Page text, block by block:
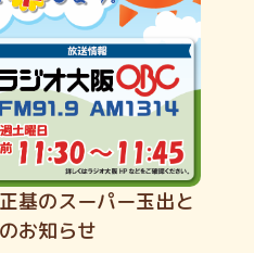
基のスーパー玉出と
お知らせ